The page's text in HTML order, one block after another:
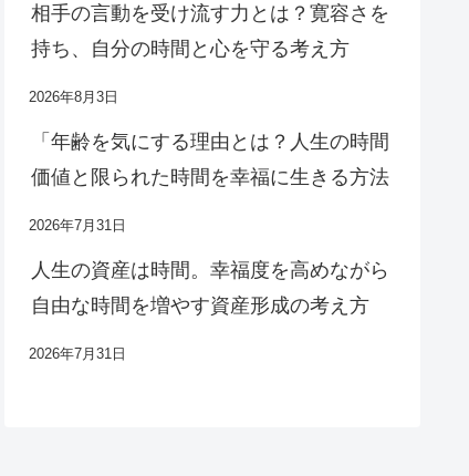
相手の言動を受け流す力とは？寛容さを
持ち、自分の時間と心を守る考え方
2026年8月3日
「年齢を気にする理由とは？人生の時間
価値と限られた時間を幸福に生きる方法
2026年7月31日
人生の資産は時間。幸福度を高めながら
自由な時間を増やす資産形成の考え方
2026年7月31日